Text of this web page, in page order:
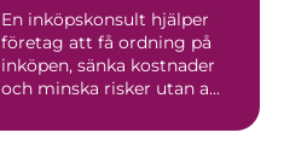
En inköpskonsult hjälper
företag att få ordning på
inköpen, sänka kostnader
och minska risker utan a...